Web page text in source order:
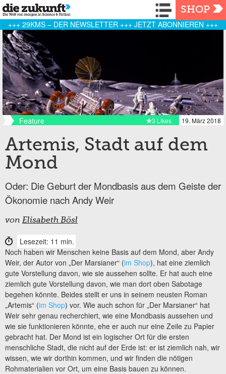
Navigation
SHOP
+++ 29KMS – DER NEWSLETTER +++ JETZT ABONNIEREN +++
Feature 19. März 2018
3 Likes
Artemis, Stadt auf dem
Mond
Oder: Die Geburt der Mondbasis aus dem Geiste der
Ökonomie nach Andy Weir
von Elisabeth Bösl
Lesezeit: 11 min.
Noch haben wir Menschen keine Basis auf dem Mond, aber Andy
Weir, der Autor von „Der Marsianer“ (im Shop), hat eine ziemlich
gute Vorstellung davon, wie sie aussehen sollte. Er hat auch eine
ziemlich gute Vorstellung davon, wie man dort oben Sabotage
begehen könnte. Beides stellt er uns in seinem neusten Roman
„Artemis“ (im Shop) vor. Wie auch schon für „Der Marsianer“ hat
Weir sehr genau recherchiert, wie eine Mondbasis aussehen und
wie sie funktionieren könnte, ehe er auch nur eine Zeile zu Papier
gebracht hat. Der Mond ist ein logischer Ort für die ersten
menschliche Stadt, die nicht auf der Erde ist: er ist ziemlich nah, wir
wissen, wie wir dorthin kommen, und wir finden die nötigen
Rohmaterialien vor Ort, um eine Basis bauen zu können.